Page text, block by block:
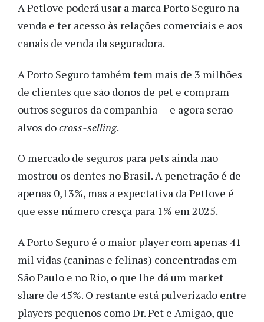
A Petlove poderá usar a marca Porto Seguro na
venda e ter acesso às relações comerciais e aos
canais de venda da seguradora.
A Porto Seguro também tem mais de 3 milhões
de clientes que são donos de pet e compram
outros seguros da companhia — e agora serão
alvos docross-selling.
O mercado de seguros para pets ainda não
mostrou os dentes no Brasil. A penetração é de
apenas 0,13%, mas a expectativa da Petlove é
que esse número cresça para 1% em 2025.
A Porto Seguro é o maior player com apenas 41
mil vidas (caninas e felinas) concentradas em
São Paulo e no Rio, o que lhe dá um market
share de 45%. O restante está pulverizado entre
players pequenos como Dr. Pet e Amigão, que